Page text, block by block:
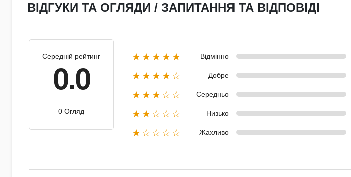
ВІДГУКИ ТА ОГЛЯДИ / ЗАПИТАННЯ ТА ВІДПОВІДІ
Середній рейтинг
0.0
0 Огляд
★★★★★ Відмінно
★★★★☆ Добре
★★★☆☆ Середньо
★★☆☆☆ Низько
★☆☆☆☆ Жахливо